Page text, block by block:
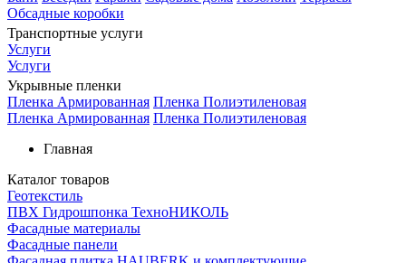
Обсадные коробки
Транспортные услуги
Услуги
Услуги
Укрывные пленки
Пленка Армированная Пленка Полиэтиленовая
Пленка Армированная Пленка Полиэтиленовая
Главная
Каталог товаров
Геотекстиль
ПВХ Гидрошпонка ТехноНИКОЛЬ
Фасадные материалы
Фасадные панели